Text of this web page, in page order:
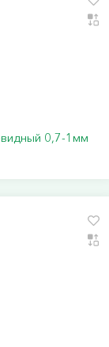
0,7-1мм